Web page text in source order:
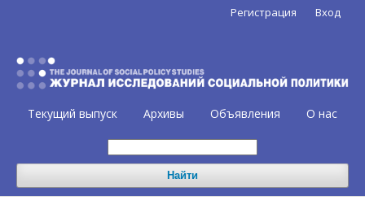
Текущий выпуск Архивы Объявления О нас
Найти
Регистрация Вход